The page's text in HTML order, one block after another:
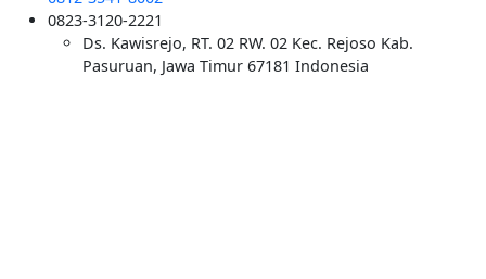
0823-3120-2221
Ds. Kawisrejo, RT. 02 RW. 02 Kec. Rejoso Kab.
Pasuruan, Jawa Timur 67181 Indonesia